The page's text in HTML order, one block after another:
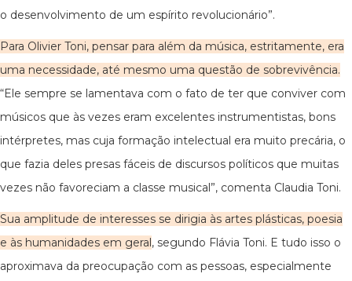
o desenvolvimento de um espírito revolucionário”.
Para Olivier Toni, pensar para além da música, estritamente, era
uma necessidade, até mesmo uma questão de sobrevivência.
“Ele sempre se lamentava com o fato de ter que conviver com
músicos que às vezes eram excelentes instrumentistas, bons
intérpretes, mas cuja formação intelectual era muito precária, o
que fazia deles presas fáceis de discursos políticos que muitas
vezes não favoreciam a classe musical”, comenta Claudia Toni.
Sua amplitude de interesses se dirigia às artes plásticas, poesia
e às humanidades em geral , segundo Flávia Toni. E tudo isso o
aproximava da preocupação com as pessoas, especialmente